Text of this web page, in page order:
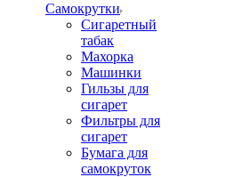
Самокрутки
Сигаретный
табак
Махорка
Машинки
Гильзы для
сигарет
Фильтры для
сигарет
Бумага для
самокруток